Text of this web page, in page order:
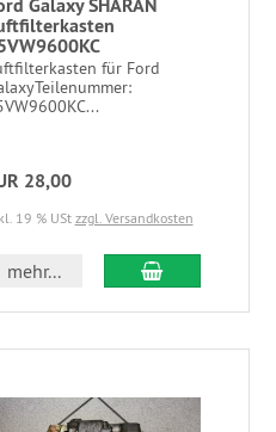
Galaxy SHARAN
für Ford
​Teilenummer:
28,00
19 % USt zzgl. Versandkosten
mehr...